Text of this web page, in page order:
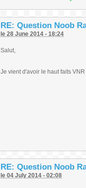
RE: Question Noob
le 28 June 2014 - 18:24
Salut,
Je vient d'avoir le haut faits
RE: Question Noob
le 04 July 2014 - 02:08